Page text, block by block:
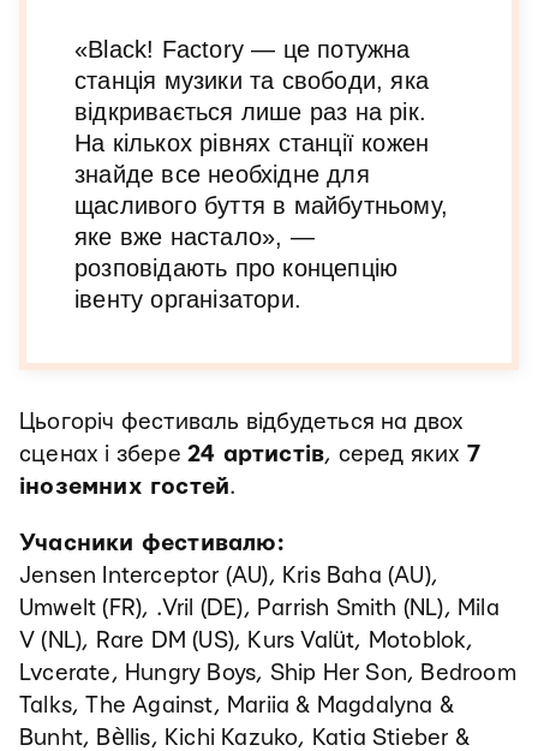
«Black! Factory — це потужна
станція музики та свободи, яка
відкривається лише раз на рік.
На кількох рівнях станції кожен
знайде все необхідне для
щасливого буття в майбутньому,
яке вже настало», —
розповідають про концепцію
івенту організатори.
Цьогоріч фестиваль відбудеться на двох
сценах і збере 24 артистів, серед яких 7
іноземних гостей.
Учасники фестивалю:
Jensen Interceptor (AU), Kris Baha (AU),
Umwelt (FR), .Vril (DE), Parrish Smith (NL), Mila
V (NL), Rare DM (US), Kurs Valüt, Motoblok,
Lvcerate, Hungry Boys, Ship Her Son, Bedroom
Talks, The Against, Mariia & Magdalyna &
Bunht, Bèllis, Kichi Kazuko, Katia Stieber &